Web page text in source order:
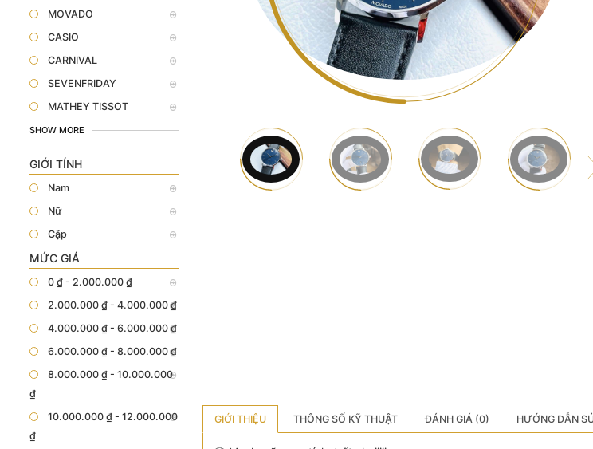
MOVADO
CASIO
CARNIVAL
SEVENFRIDAY
MATHEY TISSOT
SHOW MORE
GIỚI TÍNH
Nam
Nữ
Cặp
MỨC GIÁ
0 ₫ - 2.000.000 ₫
2.000.000 ₫ - 4.000.000 ₫
4.000.000 ₫ - 6.000.000 ₫
6.000.000 ₫ - 8.000.000 ₫
8.000.000 ₫ - 10.000.000
₫
10.000.000 ₫ - 12.000.000
₫
GIỚI THIỆU THÔNG SỐ KỸ THUẬT ĐÁNH GIÁ (0) HƯỚNG DẪN